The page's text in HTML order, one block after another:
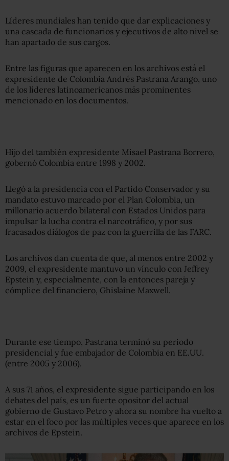
Líderes mundiales han tenido que dar explicaciones y
una cascada de funcionarios y ejecutivos de alto nivel se
han apartado de sus cargos.
Entre las figuras que aparecen en los archivos está el
expresidente de Colombia Andrés Pastrana Arango, uno
de los líderes latinoamericanos más prominentes
mencionado en los documentos.
Hijo del también expresidente Misael Pastrana Borrero,
gobernó Colombia entre 1998 y 2002.
Llegó a la presidencia con el Partido Conservador y su
mandato estuvo marcado por el Plan Colombia, un
millonario acuerdo bilateral con Estados Unidos para
impulsar la lucha contra el narcotráfico, y por sus
fracasados diálogos de paz con la guerrilla de las FARC.
Los archivos dan cuenta de que, al menos entre 2002 y
2009, el expresidente mantuvo un vínculo con Jeffrey
Epstein y, especialmente, con la entonces pareja y
cómplice del financiero, Ghislaine Maxwell.
Durante ese tiempo, Pastrana terminó su periodo
presidencial y fue embajador de Colombia en EE.UU.
(entre 2005 y 2006).
A sus 71 años, el expresidente sigue participando en los
debates del país, es un fuerte opositor del actual
gobierno de Gustavo Petro y ahora su nombre ha vuelto a
estar en el foco por las múltiples veces que aparece en los
archivos de Epstein.